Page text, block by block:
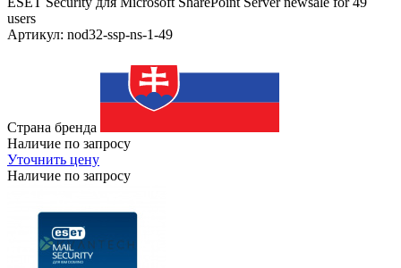
users
Артикул: nod32-ssp-ns-1-49
Страна бренда
Наличие по запросу
Уточнить цену
Наличие по запросу